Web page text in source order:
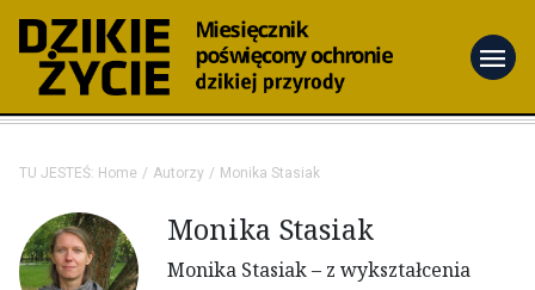
menu
TU JESTEŚ: Home Autorzy Monika Stasiak
Monika Stasiak
Monika Stasiak – z wykształcenia